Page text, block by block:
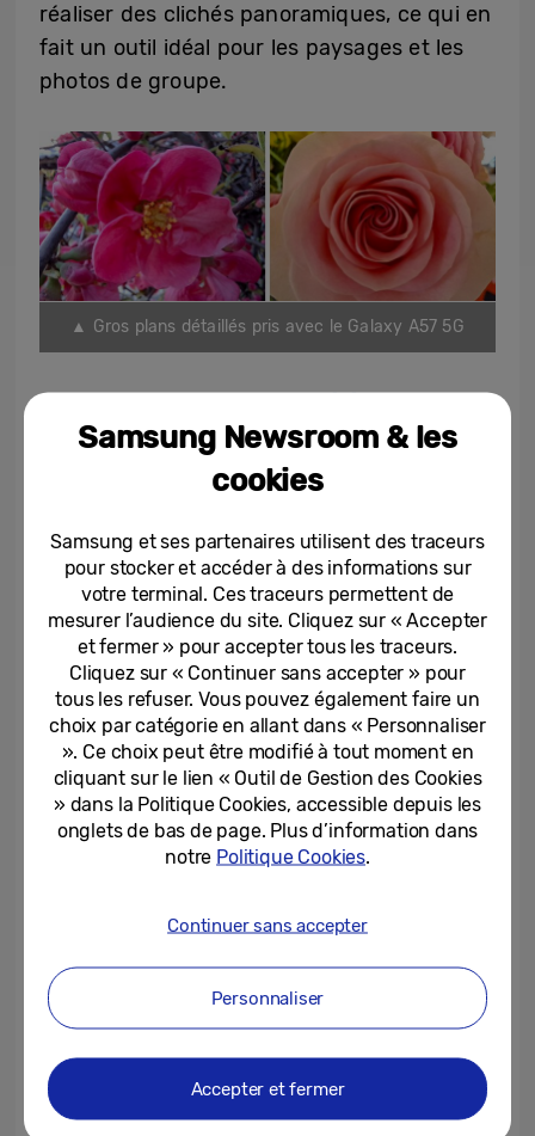
réaliser des clichés panoramiques, ce qui en
fait un outil idéal pour les paysages et les
photos de groupe.
▲ Gros plans détaillés pris avec le Galaxy A57 5G
Les photos en basse lumière
désormais plus nettes et éclatantes, le tout
avec des couleurs plus naturelles. Cette
urbains et les scènes de rue, où le bruit
d’image et la distorsion sont souvent plus
élevés.
Samsung Newsroom & les
cookies
Samsung et ses partenaires utilisent des traceurs
pour stocker et accéder à des informations sur
votre terminal. Ces traceurs permettent de
mesurer l’audience du site. Cliquez sur « Accepter
et fermer » pour accepter tous les traceurs.
Cliquez sur « Continuer sans accepter » pour
tous les refuser. Vous pouvez également faire un
choix par catégorie en allant dans « Personnaliser
». Ce choix peut être modifié à tout moment en
cliquant sur le lien « Outil de Gestion des Cookies
» dans la Politique Cookies, accessible depuis les
onglets de bas de page. Plus d’information dans
notre Politique Cookies.
Continuer sans accepter
Personnaliser
Accepter et fermer